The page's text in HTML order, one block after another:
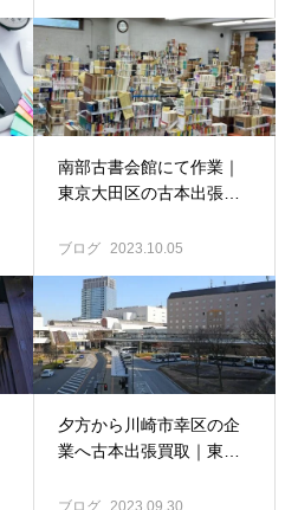
南部古書会館にて作業｜
東京大田区の古本出張買
ブログ 2023.10.05
夕方から川崎市幸区の企
業へ古本出張買取｜東京
門店 古書窟揚羽堂
ブログ 2023.09.30